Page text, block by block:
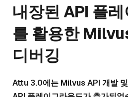
내장된 API 플
를 활용한
디버깅
Attu 3.0에는 Milvus API 개발